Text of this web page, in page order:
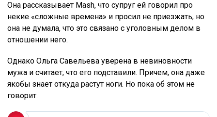
Она рассказывает Mash, что супруг ей говорил про
некие «сложные времена» и просил не приезжать, но
она не думала, что это связано с уголовным делом в
отношении него.
Однако Ольга Савельева уверена в невиновности
мужа и считает, что его подставили. Причем, она даже
якобы знает откуда растут ноги. Но пока об этом не
говорит.